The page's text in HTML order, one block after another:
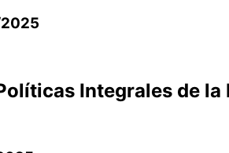
Integrales de la